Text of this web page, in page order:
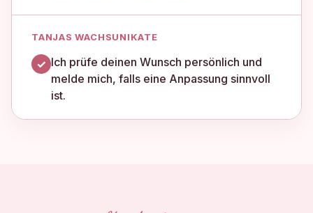
✓ Ich prüfe deinen Wunsch persönlich und
melde mich, falls eine Anpassung sinnvoll
ist.